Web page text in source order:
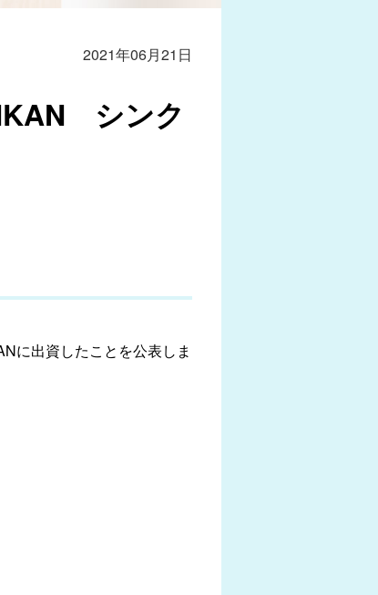
2021年06月21日
シンク
に出資したことを公表しま